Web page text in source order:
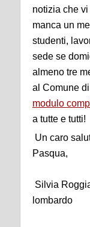
notizia che
manca un
studenti,
sede se
almeno tre
al Comune
modulo
a tutte e tutti!
Un caro
Pasqua,
Silvia
lombardo